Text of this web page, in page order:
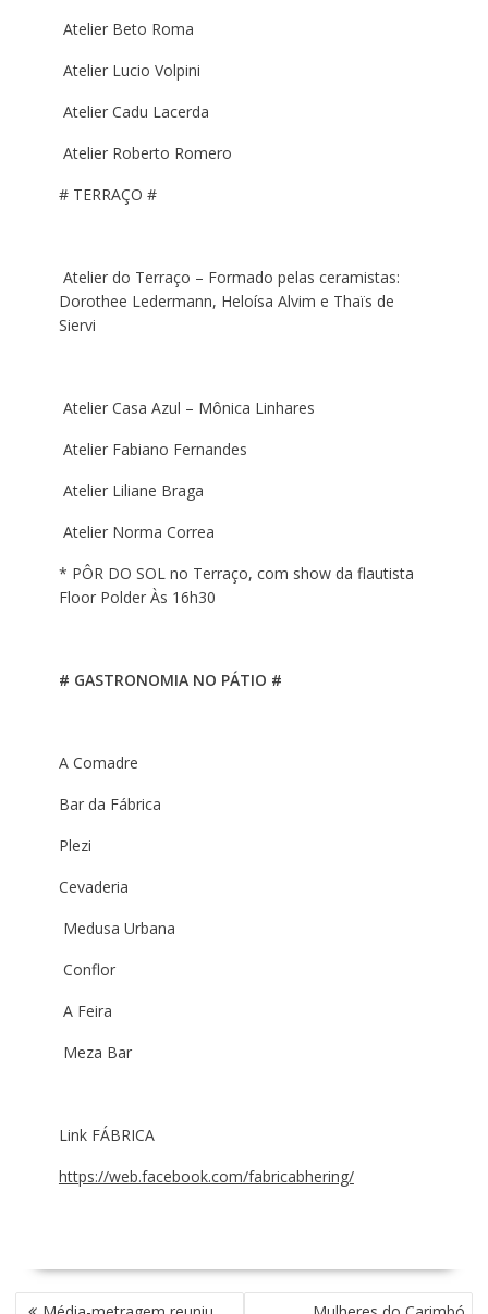
Atelier Beto Roma
Atelier Lucio Volpini
Atelier Cadu Lacerda
Atelier Roberto Romero
# TERRAÇO #
Atelier do Terraço – Formado pelas ceramistas:
Dorothee Ledermann, Heloísa Alvim e Thaïs de
Siervi
Atelier Casa Azul – Mônica Linhares
Atelier Fabiano Fernandes
Atelier Liliane Braga
Atelier Norma Correa
* PÔR DO SOL no Terraço, com show da flautista
Floor Polder Às 16h30
# GASTRONOMIA NO PÁTIO #
A Comadre
Bar da Fábrica
Plezi
Cevaderia
Medusa Urbana
Conflor
A Feira
Meza Bar
Link FÁBRICA
https://web.facebook.com/fabricabhering/
N